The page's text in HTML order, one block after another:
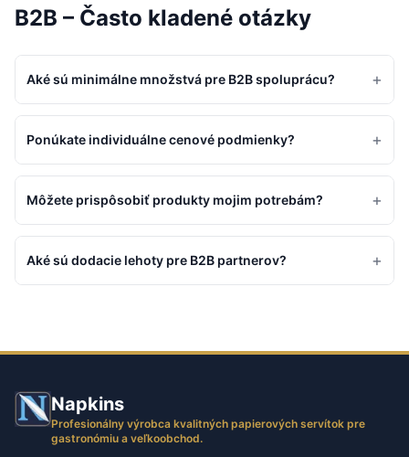
B2B – Často kladené otázky
Aké sú minimálne množstvá pre B2B spoluprácu? +
Ponúkate individuálne cenové podmienky? +
Môžete prispôsobiť produkty mojim potrebám? +
Aké sú dodacie lehoty pre B2B partnerov? +
Napkins
Profesionálny výrobca kvalitných papierových servítok pre
gastronómiu a veľkoobchod.